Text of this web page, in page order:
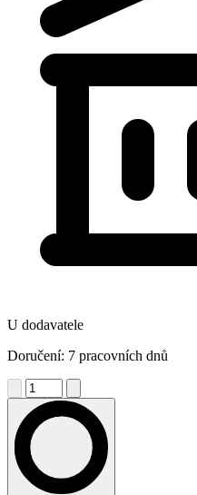
U dodavatele
Doručení: 7 pracovních dnů